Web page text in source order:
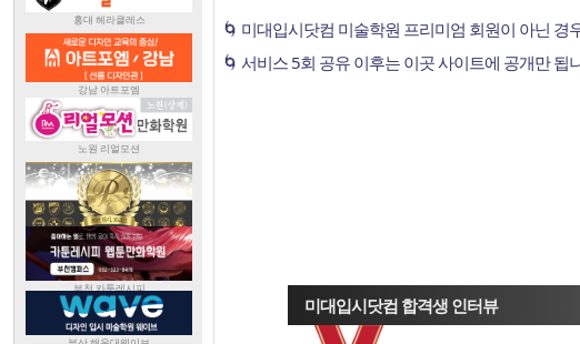
🌀 미대입시닷컴 미술학원 프리미엄 회원이 아닌 경
🌀 서비스 5회 공유 이후는 이곳 사이트에 공개만 됩
미대입시닷컴 합격생 인터뷰